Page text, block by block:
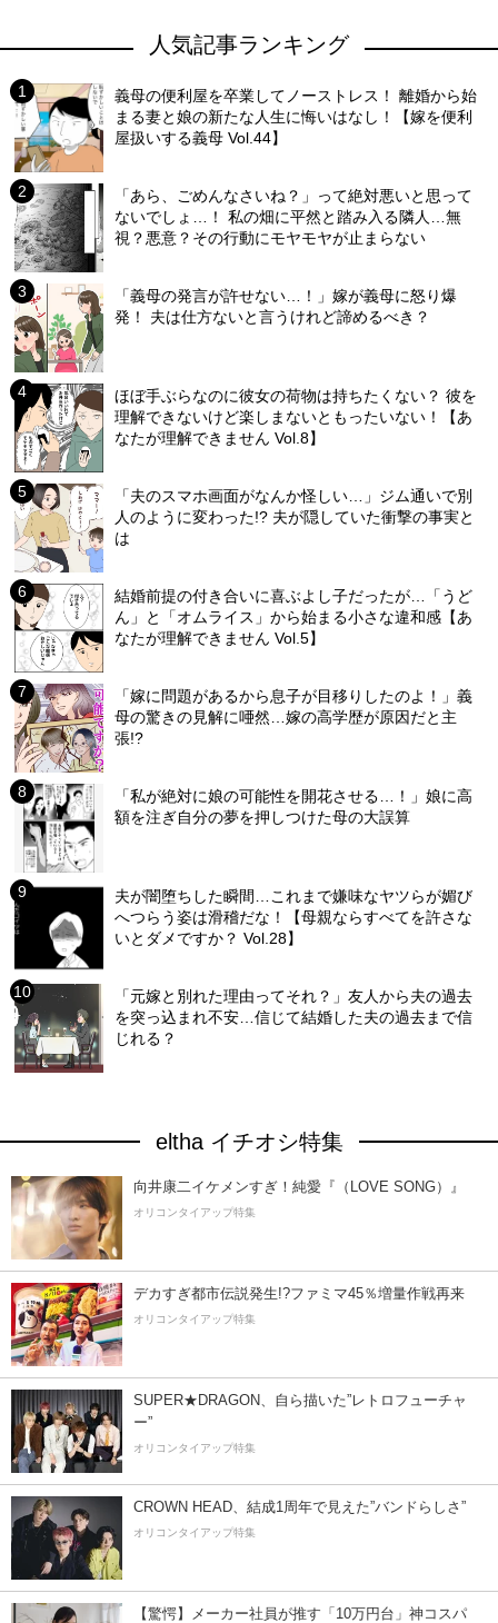
人気記事ランキング
義母の便利屋を卒業してノーストレス！ 離婚から始
まる妻と娘の新たな人生に悔いはなし！【嫁を便利
屋扱いする義母 Vol.44】
「あら、ごめんなさいね？」って絶対悪いと思って
ないでしょ…！ 私の畑に平然と踏み入る隣人…無
視？悪意？その行動にモヤモヤが止まらない
「義母の発言が許せない…！」嫁が義母に怒り爆
発！ 夫は仕方ないと言うけれど諦めるべき？
ほぼ手ぶらなのに彼女の荷物は持ちたくない？ 彼を
理解できないけど楽しまないともったいない！【あ
なたが理解できません Vol.8】
「夫のスマホ画面がなんか怪しい…」ジム通いで別
人のように変わった!? 夫が隠していた衝撃の事実と
は
結婚前提の付き合いに喜ぶよし子だったが…「うど
ん」と「オムライス」から始まる小さな違和感【あ
なたが理解できません Vol.5】
「嫁に問題があるから息子が目移りしたのよ！」義
母の驚きの見解に唖然…嫁の高学歴が原因だと主
張!?
「私が絶対に娘の可能性を開花させる…！」娘に高
額を注ぎ自分の夢を押しつけた母の大誤算
夫が闇堕ちした瞬間…これまで嫌味なヤツらが媚び
へつらう姿は滑稽だな！【母親ならすべてを許さな
いとダメですか？ Vol.28】
「元嫁と別れた理由ってそれ？」友人から夫の過去
を突っ込まれ不安…信じて結婚した夫の過去まで信
じれる？
eltha イチオシ特集
向井康二イケメンすぎ！純愛『（LOVE SONG）』
オリコンタイアップ特集
デカすぎ都市伝説発生!?ファミマ45％増量作戦再来
オリコンタイアップ特集
SUPER★DRAGON、自ら描いた”レトロフューチャ
ー”
オリコンタイアップ特集
CROWN HEAD、結成1周年で見えた”バンドらしさ”
オリコンタイアップ特集
【驚愕】メーカー社員が推す「10万円台」神コスパ